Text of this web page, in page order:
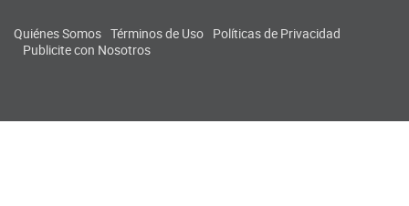
Quiénes Somos Términos de Uso Políticas de Privacidad
Publicite con Nosotros